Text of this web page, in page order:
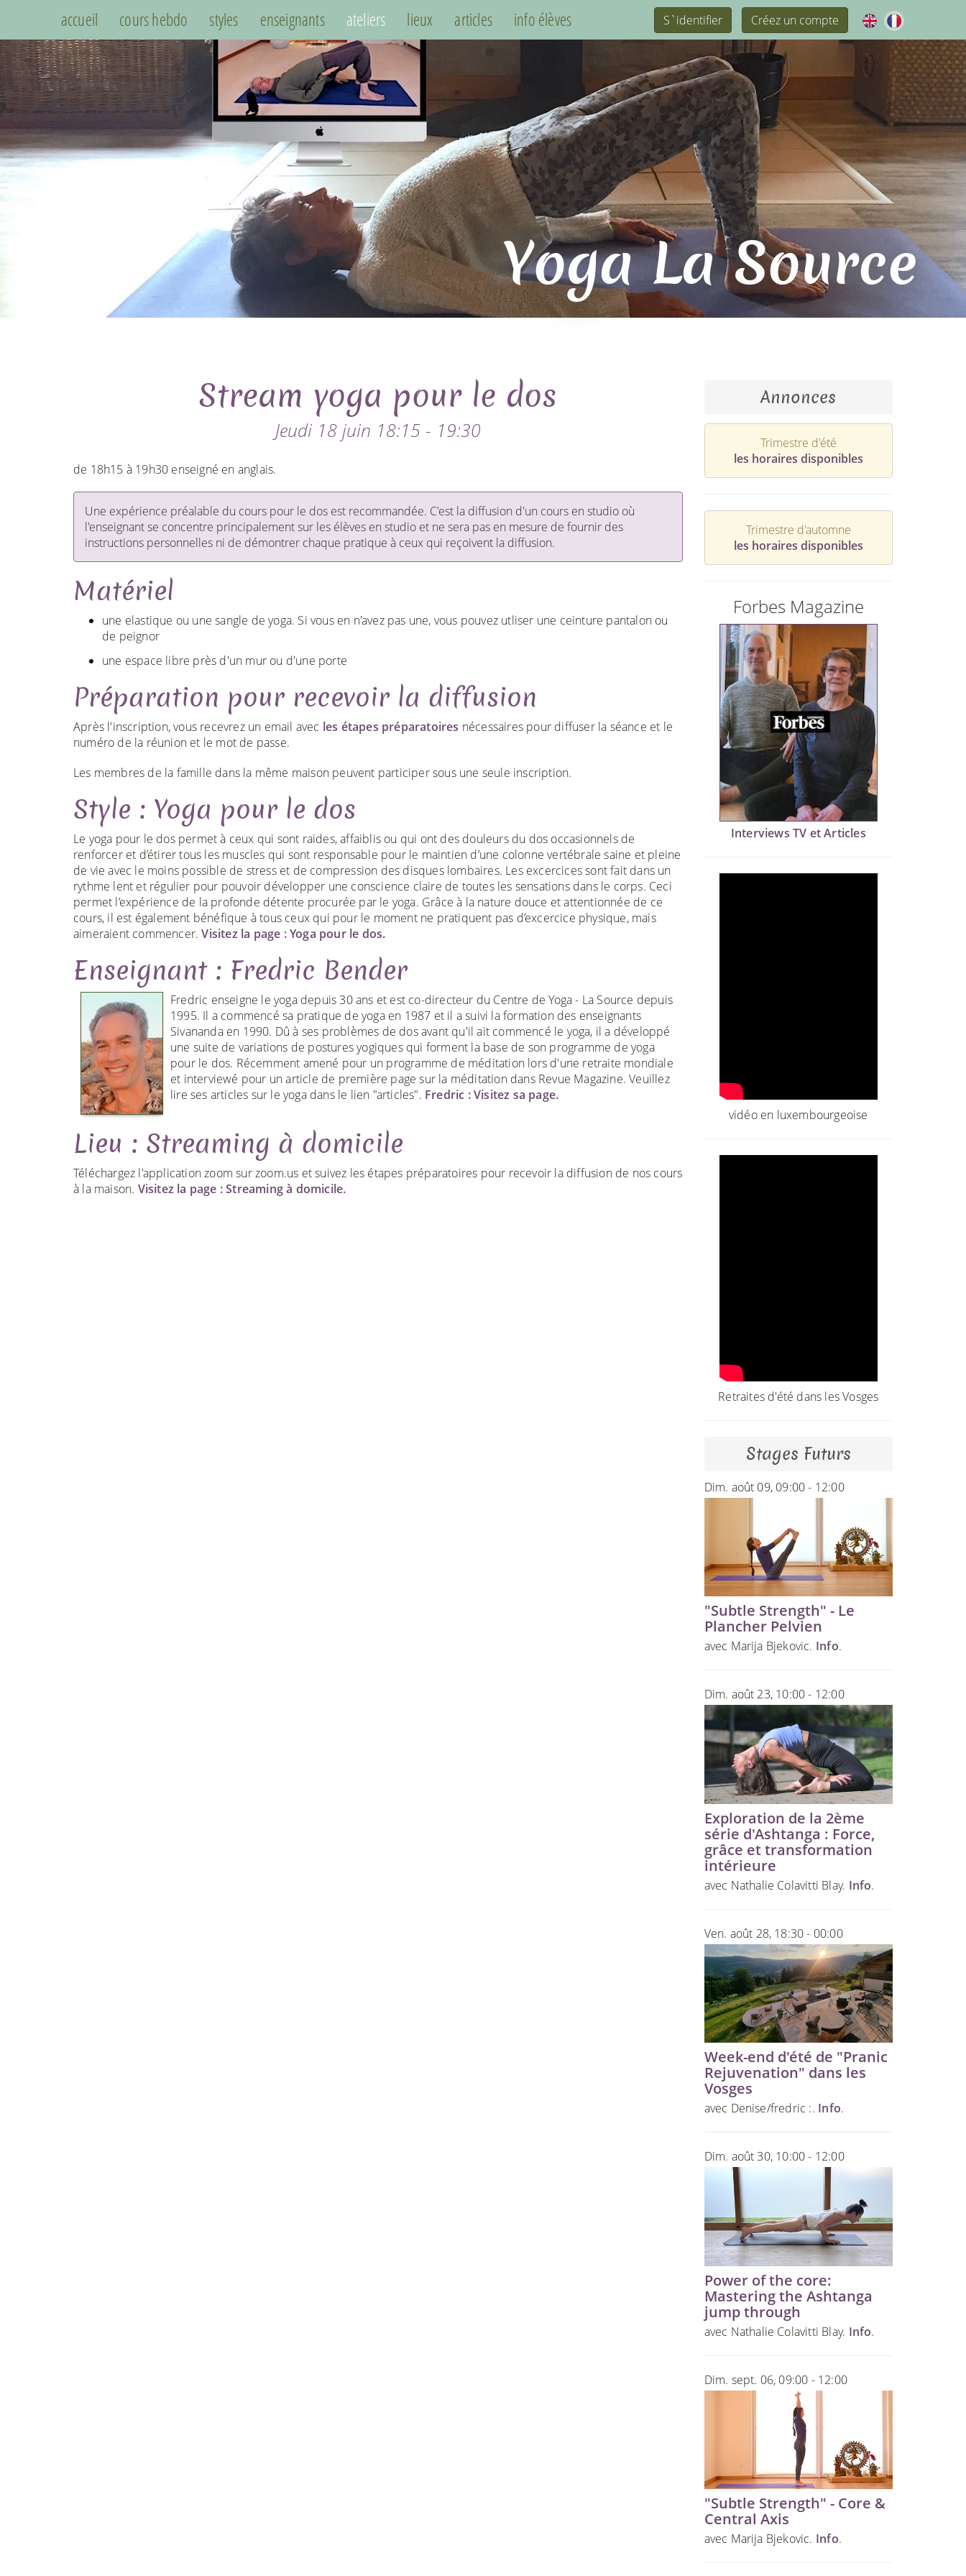
accueil cours hebdo styles enseignants ateliers lieux articles info élèves S`identifier Créez un compte
Yoga La Source
Stream yoga pour le dos
Jeudi 18 juin 18:15 - 19:30
de 18h15 à 19h30 enseigné en anglais.
Une expérience préalable du cours pour le dos est recommandée. C'est la diffusion d'un cours en studio où
l'enseignant se concentre principalement sur les élèves en studio et ne sera pas en mesure de fournir des
instructions personnelles ni de démontrer chaque pratique à ceux qui reçoivent la diffusion.
Matériel
une elastique ou une sangle de yoga. Si vous en n'avez pas une, vous pouvez utliser une ceinture pantalon ou
de peignor
une espace libre près d'un mur ou d'une porte
Préparation pour recevoir la diffusion
Après l'inscription, vous recevrez un email avec les étapes préparatoires nécessaires pour diffuser la séance et le
numéro de la réunion et le mot de passe.
Les membres de la famille dans la même maison peuvent participer sous une seule inscription.
Style : Yoga pour le dos
Le yoga pour le dos permet à ceux qui sont raides, affaiblis ou qui ont des douleurs du dos occasionnels de
renforcer et d’étirer tous les muscles qui sont responsable pour le maintien d’une colonne vertébrale saine et pleine
de vie avec le moins possible de stress et de compression des disques lombaires. Les excercices sont fait dans un
rythme lent et régulier pour pouvoir développer une conscience claire de toutes les sensations dans le corps. Ceci
permet l’expérience de la profonde détente procurée par le yoga. Grâce à la nature douce et attentionnée de ce
cours, il est également bénéfique à tous ceux qui pour le moment ne pratiquent pas d’excercice physique, mais
aimeraient commencer.Visitez la page : Yoga pour le dos.
Enseignant : Fredric Bender
Fredric enseigne le yoga depuis 30 ans et est co-directeur du Centre de Yoga - La Source depuis
1995. Il a commencé sa pratique de yoga en 1987 et il a suivi la formation des enseignants
Sivananda en 1990. Dû à ses problèmes de dos avant qu'il ait commencé le yoga, il a développé
une suite de variations de postures yogiques qui forment la base de son programme de yoga
pour le dos. Récemment amené pour un programme de méditation lors d'une retraite mondiale
et interviewé pour un article de première page sur la méditation dans Revue Magazine. Veuillez
lire ses articles sur le yoga dans le lien "articles". Fredric : Visitez sa page.
Lieu : Streaming à domicile
Téléchargez l'application zoom sur zoom.us et suivez les étapes préparatoires pour recevoir la diffusion de nos cours
à la maison. Visitez la page : Streaming à domicile.
Annonces
Trimestre d'été
les horaires disponibles
Trimestre d'automne
les horaires disponibles
Forbes Magazine
Interviews TV et Articles
vidéo en luxembourgeoise
Retraites d'été dans les Vosges
Stages Futurs
Dim. août 09, 09:00 - 12:00
"Subtle Strength" - Le
Plancher Pelvien
avec Marija Bjekovic. Info.
Dim. août 23, 10:00 - 12:00
Exploration de la 2ème
série d'Ashtanga : Force,
grâce et transformation
intérieure
avec Nathalie Colavitti Blay. Info.
Ven. août 28, 18:30 - 00:00
Week-end d'été de "Pranic
Rejuvenation" dans les
Vosges
avec Denise/fredric :. Info.
Dim. août 30, 10:00 - 12:00
Power of the core:
Mastering the Ashtanga
jump through
avec Nathalie Colavitti Blay. Info.
Dim. sept. 06, 09:00 - 12:00
"Subtle Strength" - Core &
Central Axis
avec Marija Bjekovic. Info.